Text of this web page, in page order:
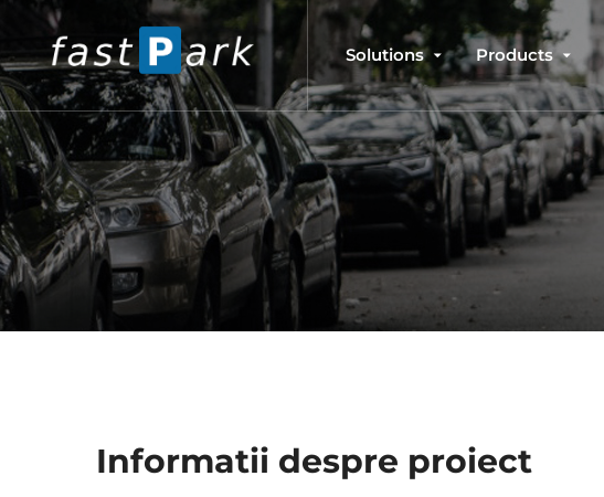
Solutions Products
Informatii despre proiect